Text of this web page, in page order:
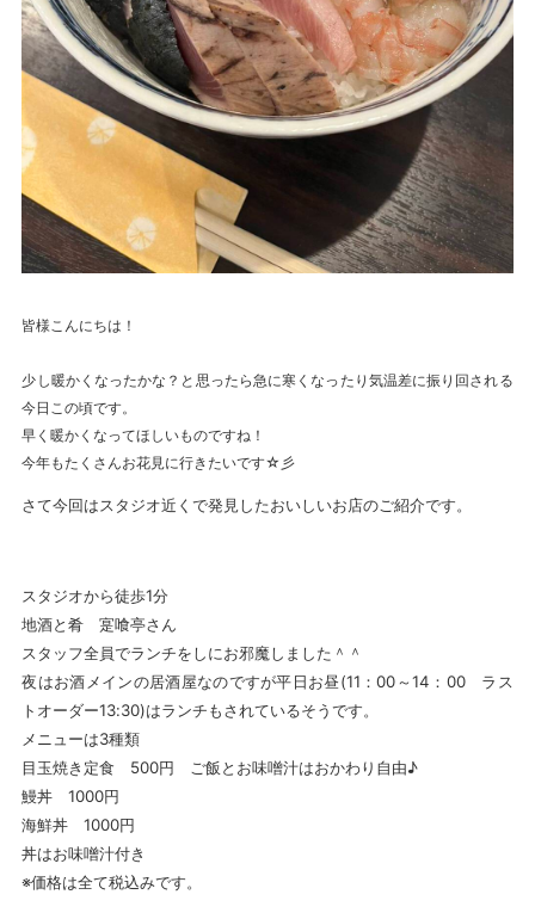
皆様こんにちは！
少し暖かくなったかな？と思ったら急に寒くなったり気温差に振り回される
今日この頃です。
早く暖かくなってほしいものですね！
今年もたくさんお花見に行きたいです☆彡
さて今回はスタジオ近くで発見したおいしいお店のご紹介です。
スタジオから徒歩1分
地酒と肴 寔喰亭さん
スタッフ全員でランチをしにお邪魔しました＾＾
夜はお酒メインの居酒屋なのですが平日お昼(11：00～14：00 ラス
トオーダー13:30)はランチもされているそうです。
メニューは3種類
目玉焼き定食 500円 ご飯とお味噌汁はおかわり自由♪
鰻丼 1000円
海鮮丼 1000円
丼はお味噌汁付き
※価格は全て税込みです。